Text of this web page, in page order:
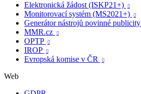
Elektronická žádost (ISKP21+)

Monitorovací systém (MS2021+) 
Generátor nástrojů povinné publicity
MMR.cz 
OPTP 
IROP 
Evropská komise v ČR 
Web